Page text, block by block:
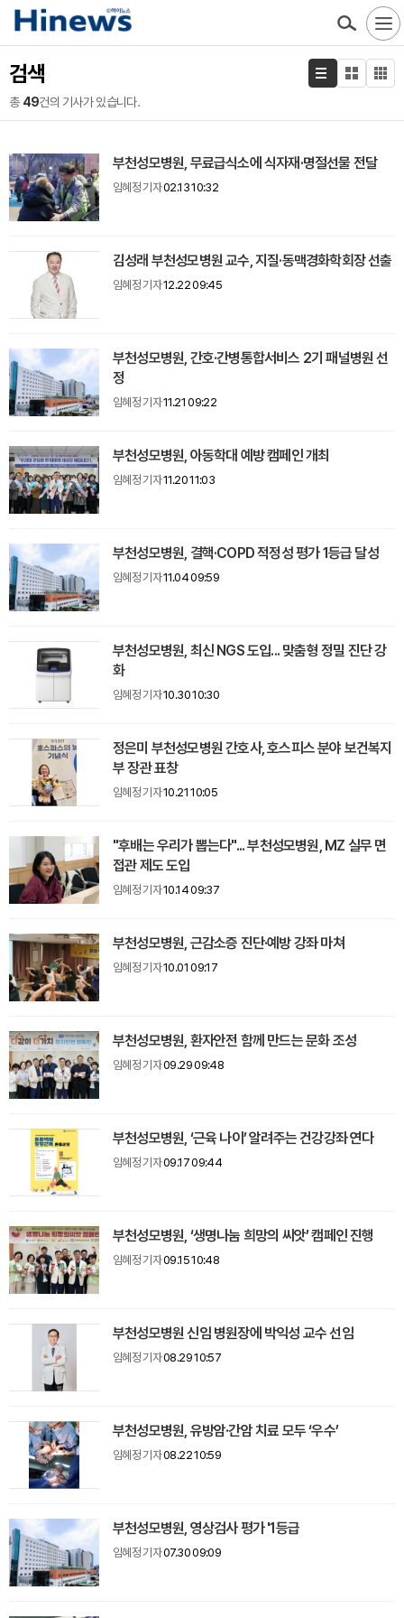
검색
총 49건의 기사가 있습니다.
부천성모병원, 무료급식소에 식자재·명절선물 전달
임혜정 기자02.13 10:32
김성래 부천성모병원 교수, 지질·동맥경화학회장 선출
임혜정 기자12.22 09:45
부천성모병원, 간호·간병통합서비스 2기 패널병원 선
정
임혜정 기자11.21 09:22
부천성모병원, 아동학대 예방 캠페인 개최
임혜정 기자11.20 11:03
부천성모병원, 결핵·COPD 적정성 평가 1등급 달성
임혜정 기자11.04 09:59
부천성모병원, 최신 NGS 도입... 맞춤형 정밀 진단 강
화
임혜정 기자10.30 10:30
정은미 부천성모병원 간호사, 호스피스 분야 보건복지
부 장관 표창
임혜정 기자10.21 10:05
"후배는 우리가 뽑는다"... 부천성모병원, MZ 실무 면
접관 제도 도입
임혜정 기자10.14 09:37
부천성모병원, 근감소증 진단·예방 강좌 마쳐
임혜정 기자10.01 09:17
부천성모병원, 환자안전 함께 만드는 문화 조성
임혜정 기자09.29 09:48
부천성모병원, ‘근육 나이’ 알려주는 건강강좌 연다
임혜정 기자09.17 09:44
부천성모병원, ‘생명나눔 희망의 씨앗’ 캠페인 진행
임혜정 기자09.15 10:48
부천성모병원 신임 병원장에 박익성 교수 선임
임혜정 기자08.29 10:57
부천성모병원, 유방암·간암 치료 모두 ‘우수’
임혜정 기자08.22 10:59
부천성모병원, 영상검사 평가 '1등급
임혜정 기자07.30 09:09